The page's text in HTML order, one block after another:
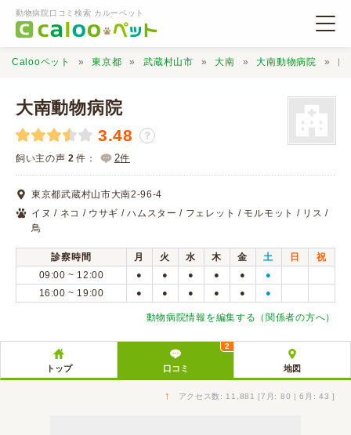
動物病院口コミ検索 カルーペット
動物病院検索
口コミ検索
Calooペットとは？
口コミ投稿
Calooペット 東京都 武蔵村山市 大南 大南動物病院 口
大南動物病院
3.48 ？
飼い主の声 2 件： 2件
東京都武蔵村山市大南2-96-4
イヌ / ネコ / ウサギ / ハムスター / フェレット / モルモット / リス /
鳥
診察時間 月 火 水 木 金 土 日
祝
09:00 ~ 12:00
● ● ● ● ● ●
16:00 ~ 19:00 ● ● ● ● ● ●
動物病院情報を編集する（関係者の方へ）
トップ 口コミ
2
地図
↑ アクセス数: 11,881 [7月: 80 | 6月: 43 ]